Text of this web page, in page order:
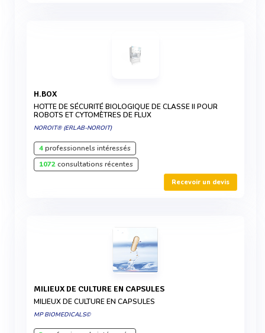
H.BOX
HOTTE DE SÉCURITÉ BIOLOGIQUE DE CLASSE II POUR
ROBOTS ET CYTOMÈTRES DE FLUX
NOROIT® (ERLAB-NOROIT)
4professionnels intéressés
1072consultations récentes
Recevoir un devis
MILIEUX DE CULTURE EN CAPSULES
MILIEUX DE CULTURE EN CAPSULES
MP BIOMEDICALS©